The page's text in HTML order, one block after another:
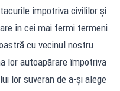
împotriva civililor și
în cei mai fermi termeni.
cu vecinul nostru
lor autoapărare împotriva
lor suveran de a-și alege